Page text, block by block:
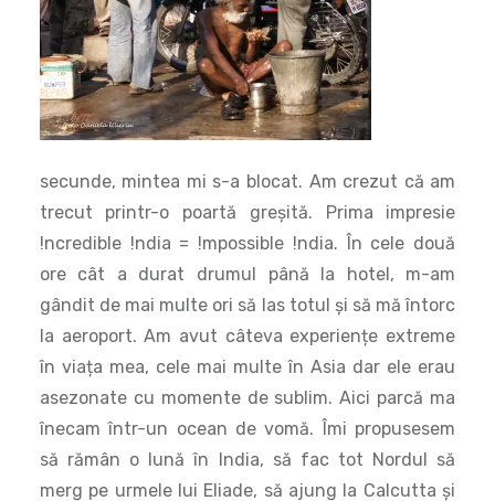
secunde, mintea mi s-a blocat. Am crezut că am
trecut printr-o poartă greșită. Prima impresie
!ncredible !ndia = !mpossible !ndia. În cele două
ore cât a durat drumul până la hotel, m-am
la aeroport. Am avut câteva experiențe extreme
în viața mea, cele mai multe în Asia dar ele erau
asezonate cu momente de sublim. Aici parcă ma
înecam într-un ocean de vomă. Îmi propusesem
să rămân o lună în India, să fac tot Nordul să
merg pe urmele lui Eliade, să ajung la Calcutta și
Serampore și apoi, eventual, în Bangladesh, în
Delta Gangelui.
Despre traficul halucinant, claxoanele care urlă